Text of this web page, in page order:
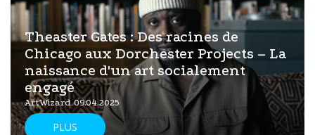
Theaster Gates : Des racines de
Chicago aux Dorchester Projects – La
naissance d'un art socialement
engagé
ArtWizard 09.04.2025
PLUS